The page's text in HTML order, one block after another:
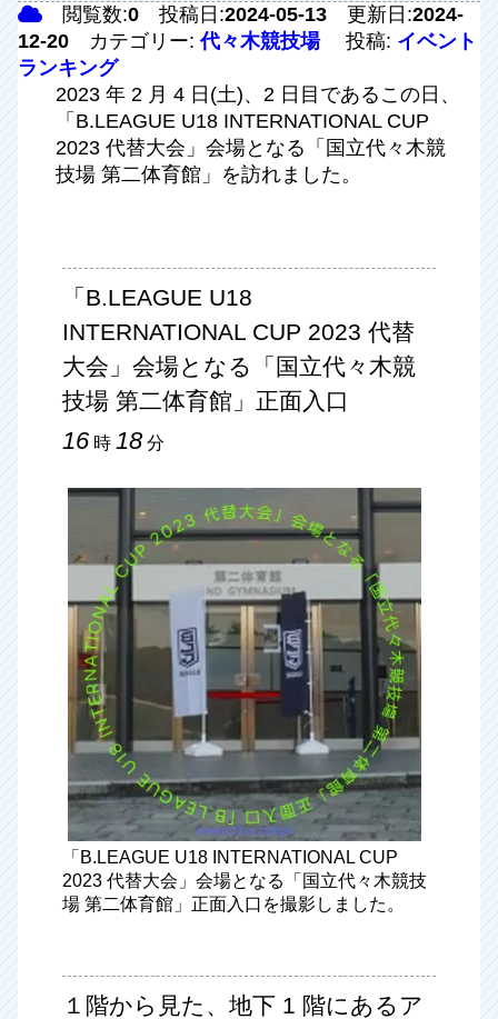
閲覧数:0 投稿日:2024-05-13 更新日:2024-
12-20 カテゴリー: 代々木競技場 投稿: イベント
ランキング
2023 年 2 月 4 日(土)、2 日目であるこの日、
「B.LEAGUE U18 INTERNATIONAL CUP
2023 代替大会」会場となる「国立代々木競
技場 第二体育館」を訪れました。
「B.LEAGUE U18
INTERNATIONAL CUP 2023 代替
大会」会場となる「国立代々木競
技場 第二体育館」正面入口
16 時 18 分
「B.LEAGUE U18 INTERNATIONAL CUP
2023 代替大会」会場となる「国立代々木競技
場 第二体育館」正面入口を撮影しました。
１階から見た、地下 1 階にあるア